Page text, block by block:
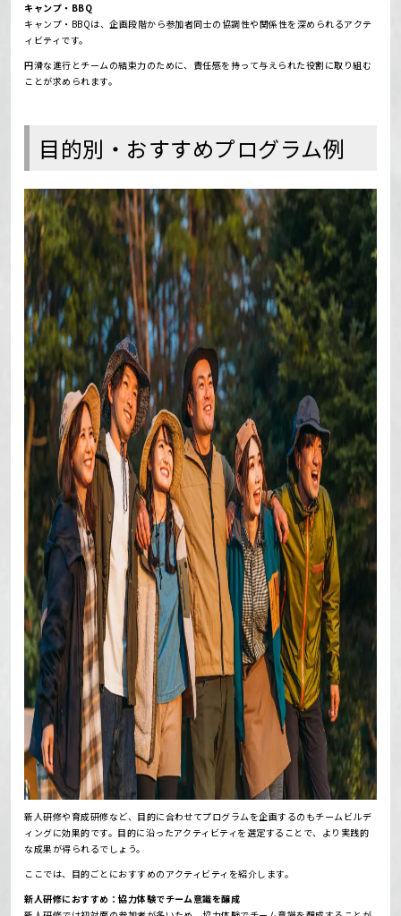
キャンプ・BBQ
キャンプ・BBQは、企画段階から参加者同士の協調性や関係性を深められるアクテ
ィビティです。
円滑な進行とチームの結束力のために、責任感を持って与えられた役割に取り組む
ことが求められます。
目的別・おすすめプログラム例
新人研修や育成研修など、目的に合わせてプログラムを企画するのもチームビルデ
ィングに効果的です。 目的に沿ったアクティビティを選定することで、より実践的
な成果が得られるでしょう。
ここでは、目的ごとにおすすめのアクティビティを紹介します。
新人研修におすすめ：協力体験でチーム意識を醸成